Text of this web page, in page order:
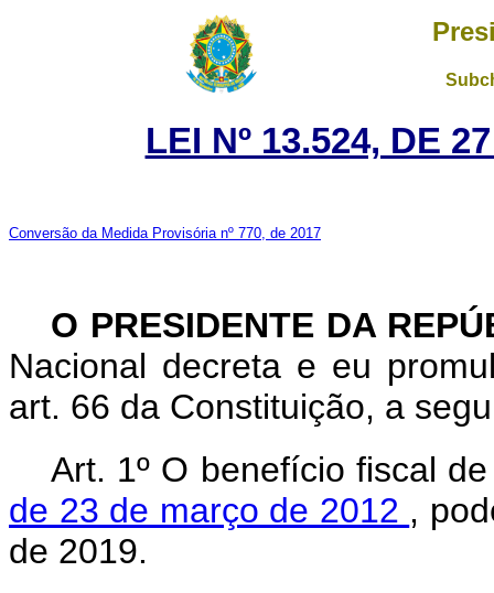
LEI Nº 13.524, DE
Conversão da Medida Provisória nº 770, de 2017
O PRESIDENTE DA
Nacional decreta e eu
art. 66 da Constituição, a
Art. 1º O benefício fiscal
de 23 de março de 2012 ,
de 2019.